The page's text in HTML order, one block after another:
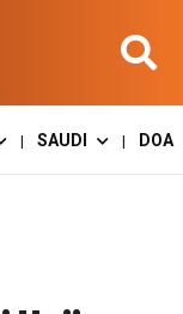
| SAUDI | DOA